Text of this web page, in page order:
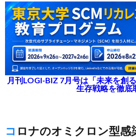
月刊LOGI-BIZ 7月号は「未来を創
生存戦略を徹底
コロナのオミクロン型感